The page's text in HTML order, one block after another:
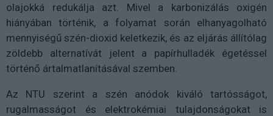
olajokká redukálja azt. Mivel a karbonizálás oxigén
hiányában történik, a folyamat során elhanyagolható
mennyiségű szén-dioxid keletkezik, és az eljárás állítólag
zöldebb alternatívát jelent a papírhulladék égetéssel
történő ártalmatlanításával szemben.
Az NTU szerint a szén anódok kiváló tartósságot,
rugalmasságot és elektrokémiai tulajdonságokat is